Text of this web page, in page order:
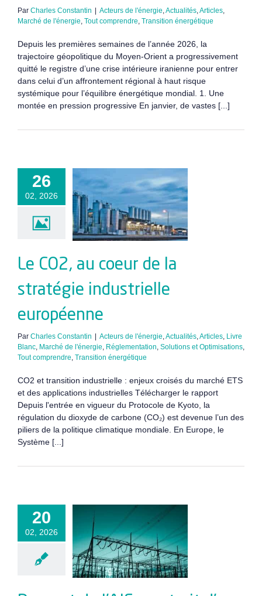
Par Charles Constantin | Acteurs de l'énergie,Actualités,Articles,
Marché de l'énergie, Tout comprendre, Transition énergétique
Depuis les premières semaines de l’année 2026, la
trajectoire géopolitique du Moyen-Orient a progressivement
quitté le registre d’une crise intérieure iranienne pour entrer
dans celui d’un affrontement régional à haut risque
systémique pour l’équilibre énergétique mondial. 1. Une
montée en pression progressive En janvier, de vastes [...]
26
02, 2026
au
de la
Le CO2, au coeur de la
stratégie industrielle
européenne
Par Charles Constantin Acteurs de l'énergie,Actualités,Articles, Livre
Blanc, Marché de l'énergie, Réglementation, Solutions et Optimisations,
Tout comprendre, Transition énergétique
CO2 et transition industrielle : enjeux croisés du marché ETS
et des applications industrielles Télécharger le rapport
Depuis l'entrée en vigueur du Protocole de Kyoto, la
régulation du dioxyde de carbone (CO₂) est devenue l’un des
piliers de la politique climatique mondiale. En Europe, le
Système [...]
20
02, 2026
d’un
en pleine